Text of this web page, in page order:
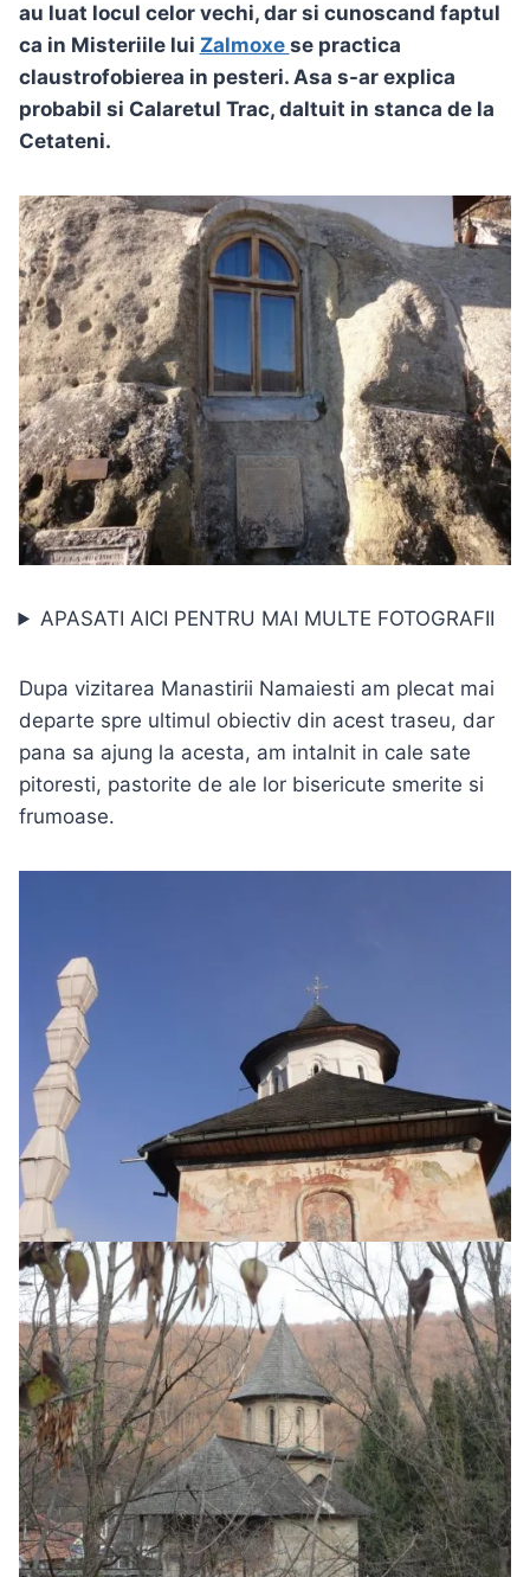
au luat locul celor vechi, dar si cunoscand faptul
ca in Misteriile lui Zalmoxe se practica
claustrofobierea in pesteri. Asa s-ar explica
probabil si Calaretul Trac, daltuit in stanca de la
Cetateni.
APASATI AICI PENTRU MAI MULTE FOTOGRAFII
Dupa vizitarea Manastirii Namaiesti am plecat mai
departe spre ultimul obiectiv din acest traseu, dar
pana sa ajung la acesta, am intalnit in cale sate
pitoresti, pastorite de ale lor bisericute smerite si
frumoase.